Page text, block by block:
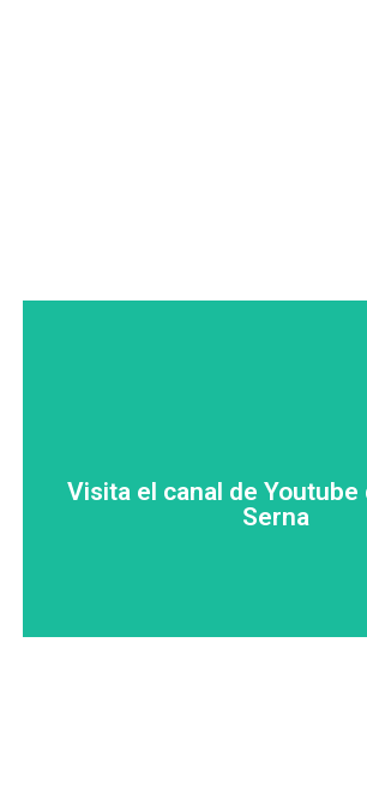
Visita el canal de Youtube
Serna
Serna